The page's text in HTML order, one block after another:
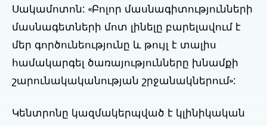
Սակամոտոն: «Բոլոր մասնագիտությունների
մասնագետների մոտ լինելը բարելավում է
մեր գործունեությունը և թույլ է տալիս
համակարգել ծառայությունները խնամքի
շարունակականության շրջանակներում»:
Կենտրոնը կազմակերպված է կլինիկական